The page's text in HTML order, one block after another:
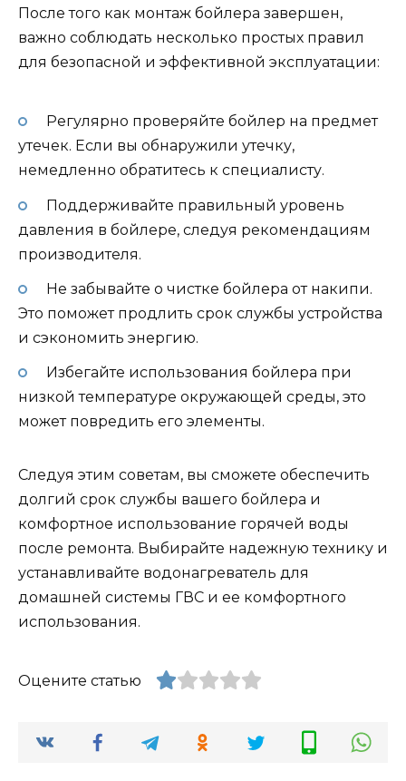
После того как монтаж бойлера завершен,
важно соблюдать несколько простых правил
для безопасной и эффективной эксплуатации:
Регулярно проверяйте бойлер на предмет
утечек. Если вы обнаружили утечку,
немедленно обратитесь к специалисту.
Поддерживайте правильный уровень
давления в бойлере, следуя рекомендациям
производителя.
Не забывайте о чистке бойлера от накипи.
Это поможет продлить срок службы устройства
и сэкономить энергию.
Избегайте использования бойлера при
низкой температуре окружающей среды, это
может повредить его элементы.
Следуя этим советам, вы сможете обеспечить
долгий срок службы вашего бойлера и
комфортное использование горячей воды
после ремонта. Выбирайте надежную технику и
устанавливайте водонагреватель для
домашней системы ГВС и ее комфортного
использования.
Оцените статью